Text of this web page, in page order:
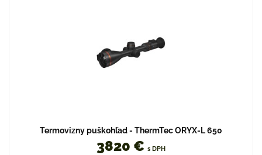
Termovizny puškohľad - ThermTec ORYX-L 650
3820 € s DPH